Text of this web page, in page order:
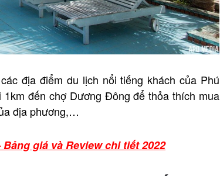
địa điểm du lịch nổi tiếng khách của Phú
đến chợ Dương Đông để thỏa thích mua
địa phương,…
giá và Review chi tiết 2022